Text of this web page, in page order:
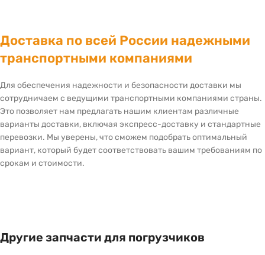
Доставка по всей России надежными
транспортными компаниями
Для обеспечения надежности и безопасности доставки мы
сотрудничаем с ведущими транспортными компаниями страны.
Это позволяет нам предлагать нашим клиентам различные
варианты доставки, включая экспресс-доставку и стандартные
перевозки. Мы уверены, что сможем подобрать оптимальный
вариант, который будет соответствовать вашим требованиям по
срокам и стоимости.
Другие запчасти для погрузчиков